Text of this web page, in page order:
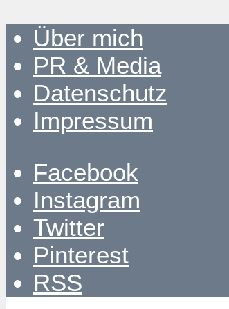
Über mich
PR & Media
Datenschutz
Impressum
Facebook
Instagram
Twitter
Pinterest
RSS